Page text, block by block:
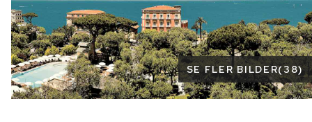
SE FLER BILDER(38)